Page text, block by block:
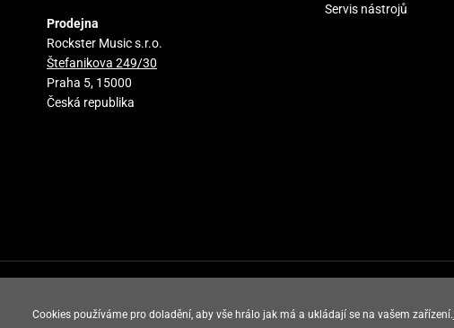
Prodejna
Rockster Music s.r.o.
Štefanikova 249/30
Praha 5, 15000
Česká republika
Servis nástrojů
Cookies používáme pro doladění, aby vše hrálo jak má a ukládají se na vašem zařízení.